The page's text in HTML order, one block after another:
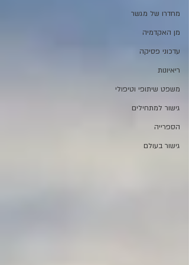
מחדרו של מגשר
מן האקדמיה
עדכוני פסיקה
ריאיונות
משפט שיתופי וטיפולי
גישור למתחילים
הספרייה
גישור בעולם